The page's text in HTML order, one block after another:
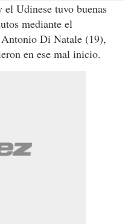
Udinese tuvo buenas
mediante el
Di Natale (19),
en ese mal inicio.